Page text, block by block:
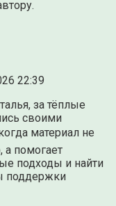
22:39
за тёплые
своими
материал не
а помогает
подходы и найти
поддержки